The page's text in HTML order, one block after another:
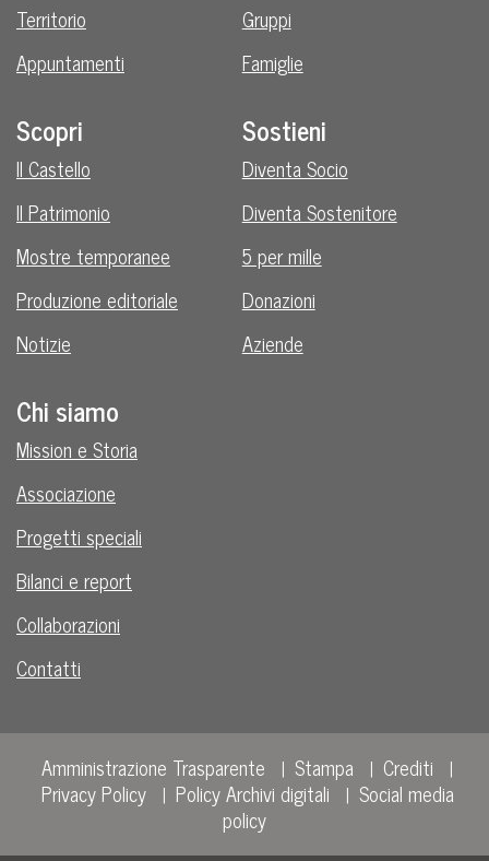
Territorio
Appuntamenti
Gruppi
Famiglie
Scopri
Il Castello
Il Patrimonio
Mostre temporanee
Produzione editoriale
Notizie
Sostieni
Diventa Socio
Diventa Sostenitore
5 per mille
Donazioni
Aziende
Chi siamo
Mission e Storia
Associazione
Progetti speciali
Bilanci e report
Collaborazioni
Contatti
Amministrazione Trasparente Stampa
Crediti
Privacy Policy
Policy Archivi digitali
Social media
policy